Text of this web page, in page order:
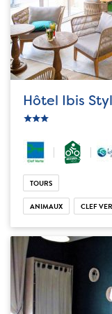
Hôtel Ibis
ic_star
ic_star
TOURS
ANIMAUX CLEF